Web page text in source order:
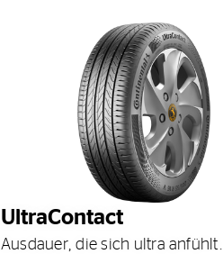
UltraContact
Ausdauer, die sich ultra anfühlt.